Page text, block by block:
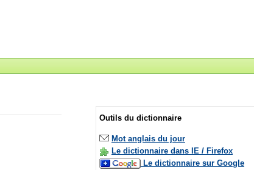
Outils du dictionnaire
Mot anglais du jour
Le dictionnaire dans IE / Firefox
Le dictionnaire sur Google